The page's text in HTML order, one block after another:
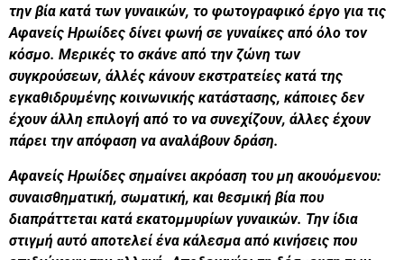
την βία κατά των γυναικών, το φωτογραφικό έργο για τις
Αφανείς Ηρωίδες δίνει φωνή σε γυναίκες από όλο τον
κόσμο. Μερικές το σκάνε από την ζώνη των
συγκρούσεων, άλλές κάνουν εκστρατείες κατά της
εγκαθιδρυμένης κοινωνικής κατάστασης, κάποιες δεν
έχουν άλλη επιλογή από το να συνεχίζουν, άλλες έχουν
πάρει την απόφαση να αναλάβουν δράση.
Αφανείς Ηρωίδες σημαίνει ακρόαση του μη ακουόμενου:
συναισθηματική, σωματική, και θεσμική βία που
διαπράττεται κατά εκατομμυρίων γυναικών. Την ίδια
στιγμή αυτό αποτελεί ένα κάλεσμα από κινήσεις που